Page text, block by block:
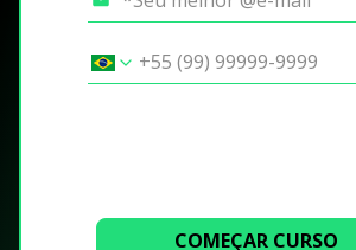
COMEÇAR CURSO